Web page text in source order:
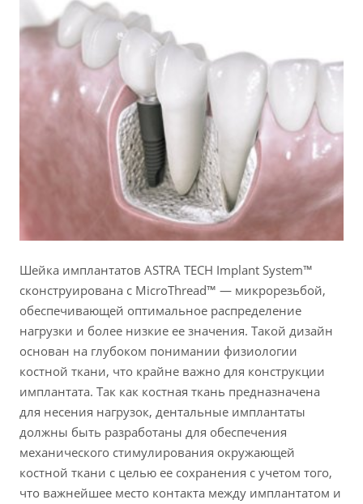
Шейка имплантатов ASTRA TECH Implant System™
сконструирована с MicroThread™ — микрорезьбой,
обеспечивающей оптимальное распределение
нагрузки и более низкие ее значения. Такой дизайн
основан на глубоком понимании физиологии
костной ткани, что крайне важно для конструкции
имплантата. Так как костная ткань предназначена
для несения нагрузок, дентальные имплантаты
должны быть разработаны для обеспечения
механического стимулирования окружающей
костной ткани с целью ее сохранения с учетом того,
что важнейшее место контакта между имплантатом и